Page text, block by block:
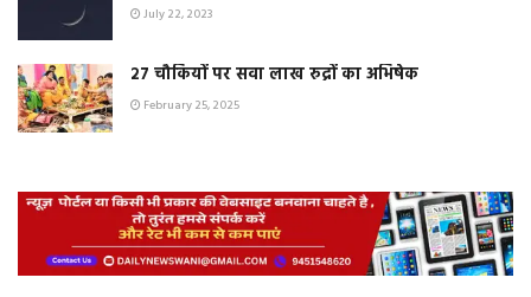
July 22, 2023
२७ चौकियों पर सवा लाख रुद्रों का अभिषेक
February 25, 2025